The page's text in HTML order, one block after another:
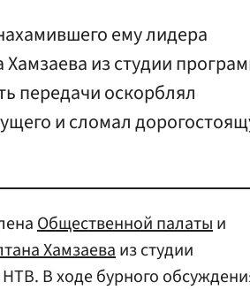
ему лидера
Хамзаева из студии
передачи оскорблял
и сломал
Общественной палатыи
Хамзаеваиз студии
В ходе бурного